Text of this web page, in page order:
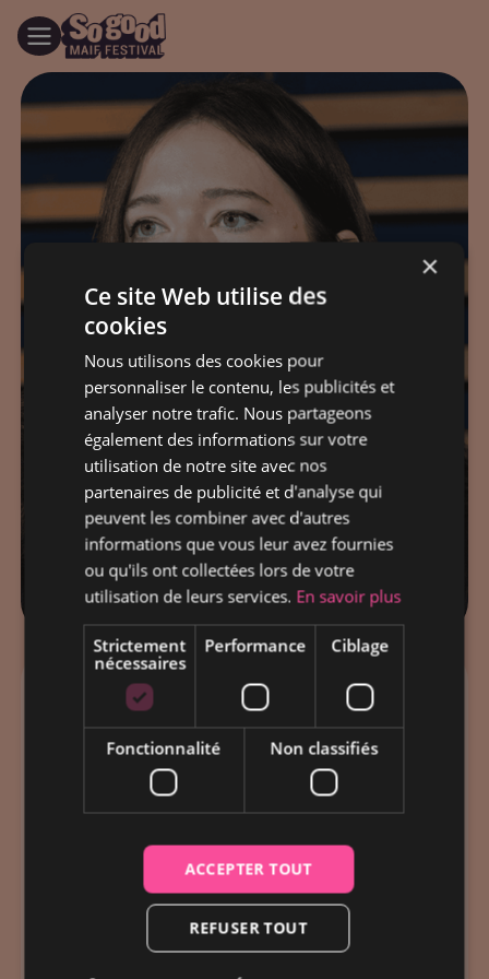
Amélie Deloche
CONFÉRENCE LYON
Amélie Deloche est consultante en influence
responsable et co-fondatrice du collectif
Paye ton influence, qui a pour objectif de
mettre en lumière l'impact socio-
écologique du secteur de l'influence.
×
Ce site Web utilise des
cookies
Nous utilisons des cookies pour
personnaliser le contenu, les publicités et
analyser notre trafic. Nous partageons
également des informations sur votre
utilisation de notre site avec nos
partenaires de publicité et d'analyse qui
peuvent les combiner avec d'autres
informations que vous leur avez fournies
ou qu'ils ont collectées lors de votre
utilisation de leurs services. En savoir plus
Strictement
nécessaires
Performance Ciblage
Fonctionnalité Non classifiés
ACCEPTER TOUT
REFUSER TOUT